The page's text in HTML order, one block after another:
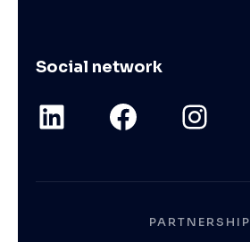
Social network
PARTNERSHIP